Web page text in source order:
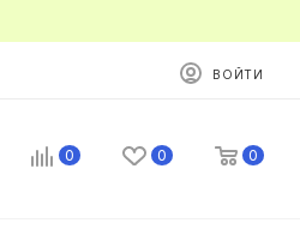
ВОЙТИ
0 0 0